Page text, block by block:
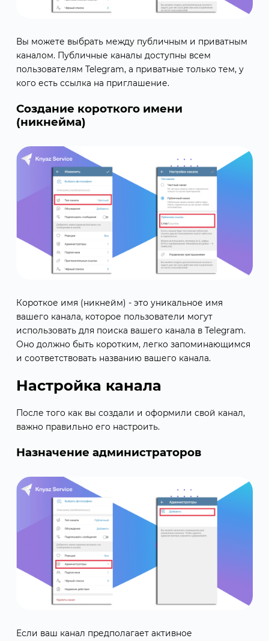
Вы можете выбрать между публичным и приватным
каналом. Публичные каналы доступны всем
пользователям Telegram, а приватные только тем, у
кого есть ссылка на приглашение.
Создание короткого имени
(никнейма)
Короткое имя (никнейм) - это уникальное имя
вашего канала, которое пользователи могут
использовать для поиска вашего канала в Telegram.
Оно должно быть коротким, легко запоминающимся
и соответствовать названию вашего канала.
Настройка канала
После того как вы создали и оформили свой канал,
важно правильно его настроить.
Назначение администраторов
Если ваш канал предполагает активное